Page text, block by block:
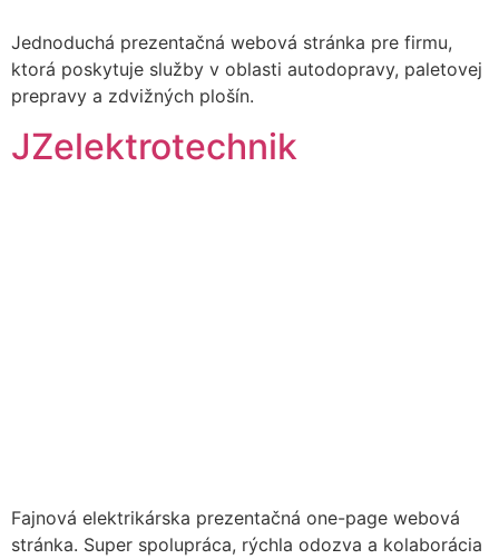
Jednoduchá prezentačná webová stránka pre firmu,
ktorá poskytuje služby v oblasti autodopravy, paletovej
prepravy a zdvižných plošín.
JZelektrotechnik
Fajnová elektrikárska prezentačná one-page webová
stránka. Super spolupráca, rýchla odozva a kolaborácia